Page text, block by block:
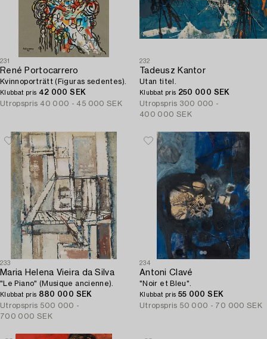
231
René Portocarrero
Kvinnoporträtt (Figuras sedentes).
Klubbat pris 42 000 SEK
Utropspris 40 000 - 45 000 SEK
232
Tadeusz Kantor
Utan titel.
Klubbat pris 250 000 SEK
Utropspris 300 000 -
400 000 SEK
233
Maria Helena Vieira da Silva
"Le Piano" (Musique ancienne).
Klubbat pris 880 000 SEK
Utropspris 500 000 -
700 000 SEK
234
Antoni Clavé
"Noir et Bleu".
Klubbat pris 55 000 SEK
Utropspris 50 000 - 70 000 SEK